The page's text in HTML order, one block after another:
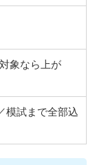
なら上が
模試まで全部込